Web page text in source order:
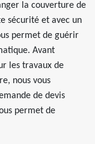
la couverture de
sécurité et avec un
permet de guérir
Avant
les travaux de
nous vous
de devis
permet de